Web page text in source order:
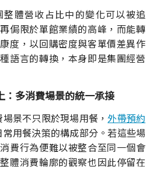
體營收占比中的變化可以被追
侷限於單館業績的高峰，而能轉
度，以回購密度與客單價差異作
語言的轉換，本身即是集團經營
：多消費場景的統一承接
場景不只限於現場用餐，外帶預約
常用餐決策的構成部分。若這些場
費行為便難以被整合至同一個會
體消費輪廓的觀察也因此停留在